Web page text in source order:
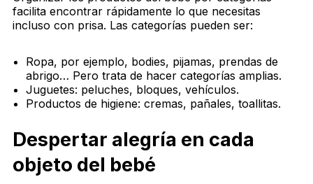
facilita encontrar rápidamente lo que necesitas
incluso con prisa. Las categorías pueden ser:
Ropa, por ejemplo, bodies, pijamas, prendas de
abrigo… Pero trata de hacer categorías amplias.
Juguetes: peluches, bloques, vehículos.
Productos de higiene: cremas, pañales, toallitas.
Despertar alegría en cada
objeto del bebé